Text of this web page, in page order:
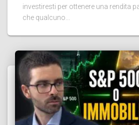
investiresti per ottenere una rendita
che qualcuno...